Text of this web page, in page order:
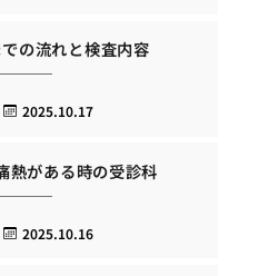
の流れと検査内容
2025.10.17
熱がある時の受診科
2025.10.16